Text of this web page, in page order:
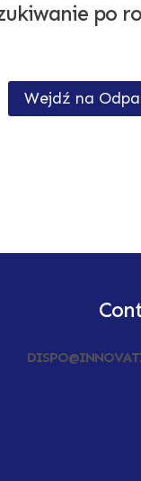
po
Wejdź na